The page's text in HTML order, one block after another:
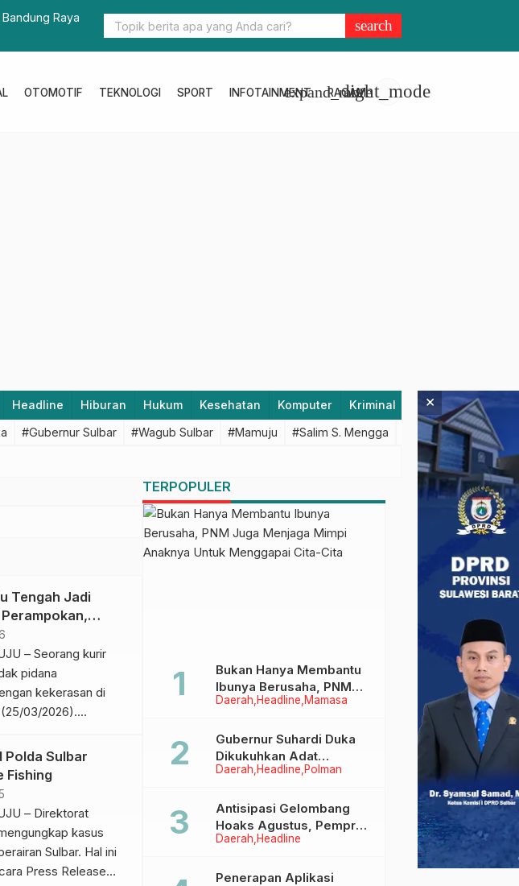
Terima Kasih ke Polres Pasangkayu Kapolda Sulbar Tegaskan Audit Kinerja Kunci
search
OTOMOTIF TEKNOLOGI SPORT INFOTAINMENT RAGAM
expand_morelight_mode
Headline Hiburan Hukum Kesehatan Komputer Kriminal Lifestyle
#Gubernur Sulbar #Wagub Sulbar #Mamuju #Salim S. Mengga #featured #Polda
Tengah Jadi
– Seorang kurir
pidana
kekerasan di
03/2026).
jasa antar
ibunya dari
Namun, setibanya
korban
Polda Sulbar
Fishing
– Direktorat
kasus
Sulbar. Hal ini
Press Release
TERPOPULER
Daerah Headline Mamasa
Bukan Hanya Membantu
Ibunya Berusaha, PNM
Juga Menjaga Mimpi
Menggapai Cita-Cita
Daerah Headline Polman
Gubernur Suhardi Duka
Dikukuhkan Adat
Balanipa, Raih Gelar Sulo
Daerah Headline
Antisipasi Gelombang
Hoaks Agustus, Pemprov
Sulbar Ajak Warga Jaga
Penerapan Aplikasi
×